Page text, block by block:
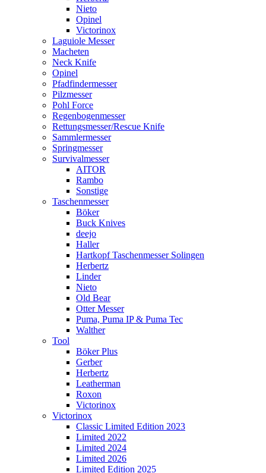
Nieto
Opinel
Victorinox
Laguiole Messer
Macheten
Neck Knife
Opinel
Pfadfindermesser
Pilzmesser
Pohl Force
Regenbogenmesser
Rettungsmesser/Rescue Knife
Sammlermesser
Springmesser
Survivalmesser
AITOR
Rambo
Sonstige
Taschenmesser
Böker
Buck Knives
deejo
Haller
Hartkopf Taschenmesser Solingen
Herbertz
Linder
Nieto
Old Bear
Otter Messer
Puma, Puma IP & Puma Tec
Walther
Tool
Böker Plus
Gerber
Herbertz
Leatherman
Roxon
Victorinox
Victorinox
Classic Limited Edition 2023
Limited 2022
Limited 2024
Limited 2026
Limited Edition 2025